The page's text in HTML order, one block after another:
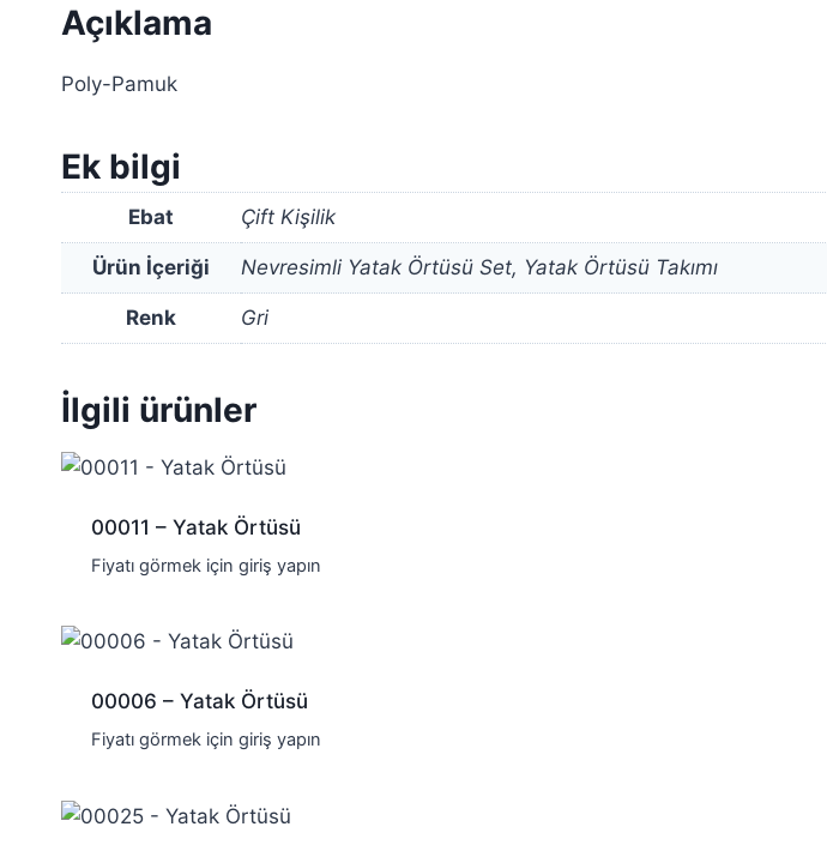
Açıklama
Poly-Pamuk
Ek bilgi
Ebat Çift Kişilik
Ürün İçeriği Nevresimli Yatak Örtüsü Set, Yatak Örtüsü Takımı
Renk Gri
İlgili ürünler
00011 – Yatak Örtüsü
Fiyatı görmek için giriş yapın
00006 – Yatak Örtüsü
Fiyatı görmek için giriş yapın